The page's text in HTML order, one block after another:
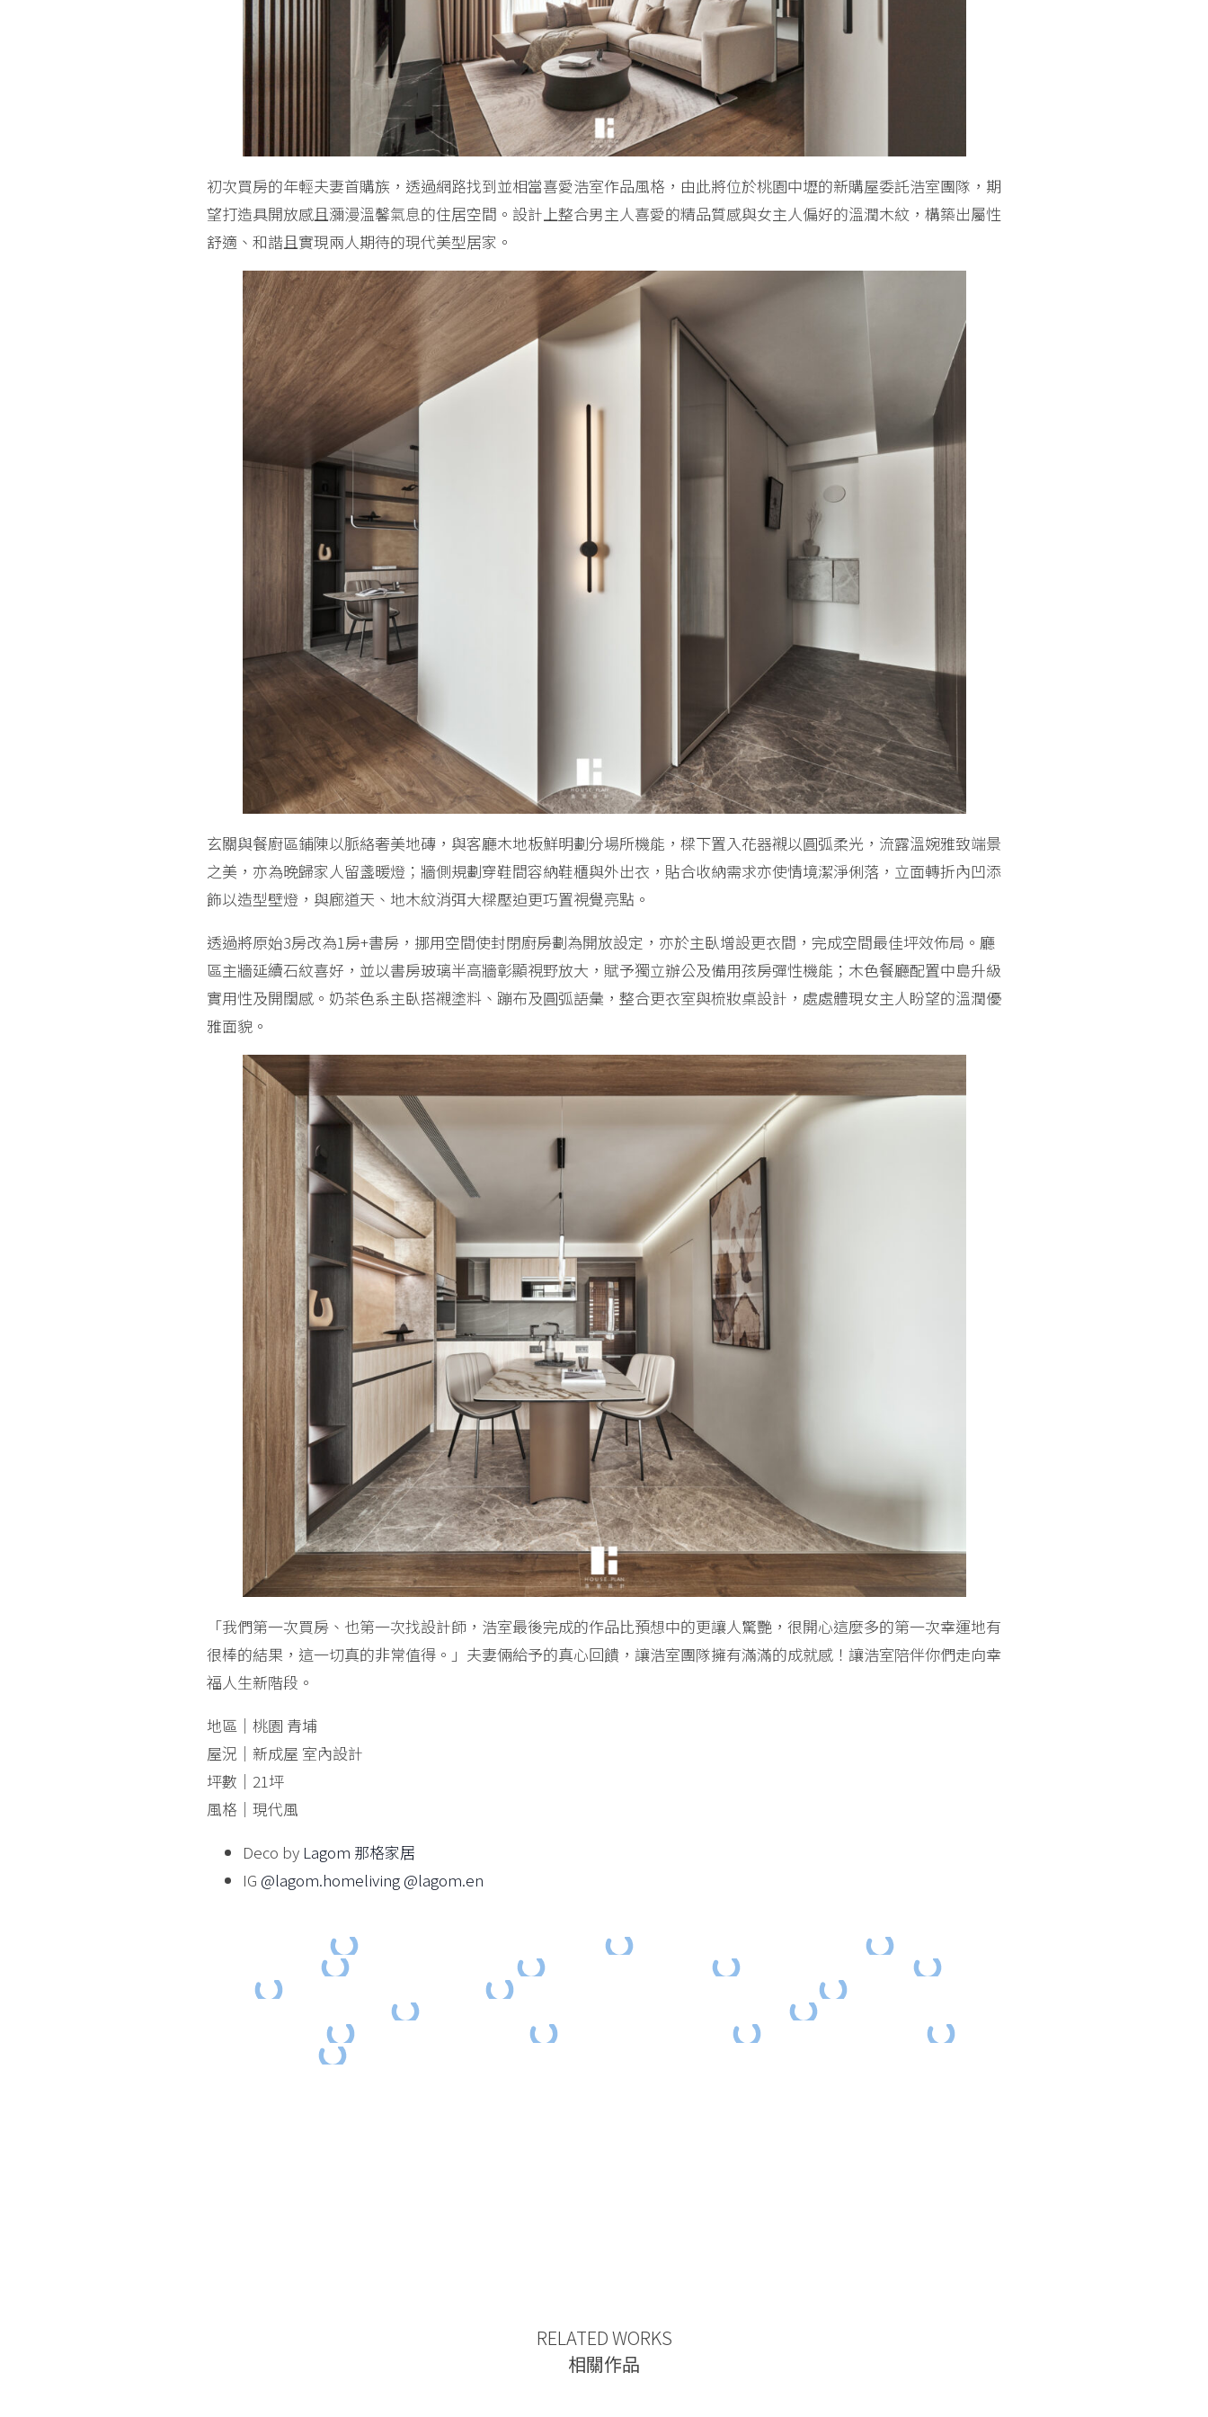
初次買房的年輕夫妻首購族，透過網路找到並相當喜愛浩室作品風格，由此將位於桃園中壢的新購屋委託浩室團隊，期
望打造具開放感且瀰漫溫馨氣息的住居空間。設計上整合男主人喜愛的精品質感與女主人偏好的溫潤木紋，構築出屬性
舒適、和諧且實現兩人期待的現代美型居家。
玄關與餐廚區鋪陳以脈絡奢美地磚，與客廳木地板鮮明劃分場所機能，樑下置入花器襯以圓弧柔光，流露溫婉雅致端景
之美，亦為晚歸家人留盞暖燈；牆側規劃穿鞋間容納鞋櫃與外出衣，貼合收納需求亦使情境潔淨俐落，立面轉折內凹添
飾以造型壁燈，與廊道天、地木紋消弭大樑壓迫更巧置視覺亮點。
透過將原始3房改為1房+書房，挪用空間使封閉廚房劃為開放設定，亦於主臥增設更衣間，完成空間最佳坪效佈局。廳
區主牆延續石紋喜好，並以書房玻璃半高牆彰顯視野放大，賦予獨立辦公及備用孩房彈性機能；木色餐廳配置中島升級
實用性及開闊感。奶茶色系主臥搭襯塗料、蹦布及圓弧語彙，整合更衣室與梳妝桌設計，處處體現女主人盼望的溫潤優
雅面貌。
「我們第一次買房、也第一次找設計師，浩室最後完成的作品比預想中的更讓人驚艷，很開心這麼多的第一次幸運地有
很棒的結果，這一切真的非常值得。」夫妻倆給予的真心回饋，讓浩室團隊擁有滿滿的成就感！讓浩室陪伴你們走向幸
福人生新階段。
地區｜桃園 青埔
屋況｜新成屋 室內設計
坪數｜21坪
風格｜現代風
Deco byLagom 那格家居
IG @lagom.homeliving @lagom.en
RELATED WORKS
相關作品